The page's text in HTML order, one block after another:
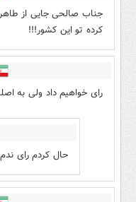
جناب صالحی جایی از
کرده تو این کشور!!!
رای خواهیم داد ولی به
حال کردم رای ندم